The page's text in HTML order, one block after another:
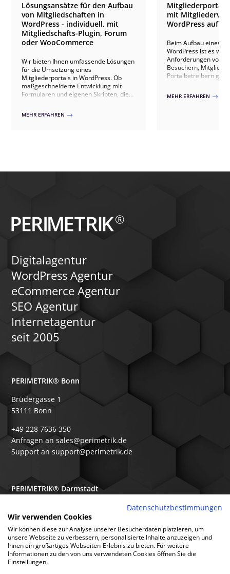
Lösungsansätze für den Aufbau
von Mitgliedschaften in
WordPress - individuell, mit
Mitgliedschafts-Plugin, Forum
oder WooCommerce
Wir bieten Ihnen umfassende Lösungen
für die Umsetzung eines
Mitgliederportals in WordPress. Ob
maßgeschneiderte Entwicklung mit
Formularen und eigenen Skripten, die
Erweiterungen – wir passen die Lösung
MEHR ERFAHREN $
Mitgliederportal
mit
WordPress
Beim Aufbau eines
WordPress ist es
Anforderungen von
Besuchern,
Portalbetreibern
Mitgliederverzeichnis
MEHR ERFAHREN $
Digitalagentur
WordPress Agentur
eCommerce Agentur
SEO Agentur
Internetagentur
seit 2005
PERIMETRIK® Bonn
Brüdergasse 1
53111 Bonn
+49 228 7636 350
Anfragen an sales@perimetrik.de
Support an support@perimetrik.de
PERIMETRIK® Darmstadt
64367 Mühltal
+49 6151 3944 80
Anfragen an sales@perimetrik.de
Support an support@perimetrik.de
Datenschutzbestimmungen
Wir verwenden Cookies
Wir können diese zur Analyse unserer Besucherdaten platzieren, um
unsere Webseite zu verbessern, personalisierte Inhalte anzuzeigen und
Ihnen ein großartiges Webseiten-Erlebnis zu bieten. Für weitere
Informationen zu den von uns verwendeten Cookies öffnen Sie die
Einstellungen.